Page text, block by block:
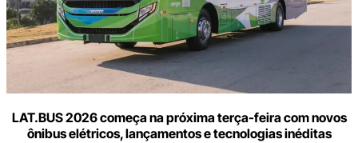
LAT.BUS 2026 começa na próxima terça-feira com novos
ônibus elétricos, lançamentos e tecnologias inéditas